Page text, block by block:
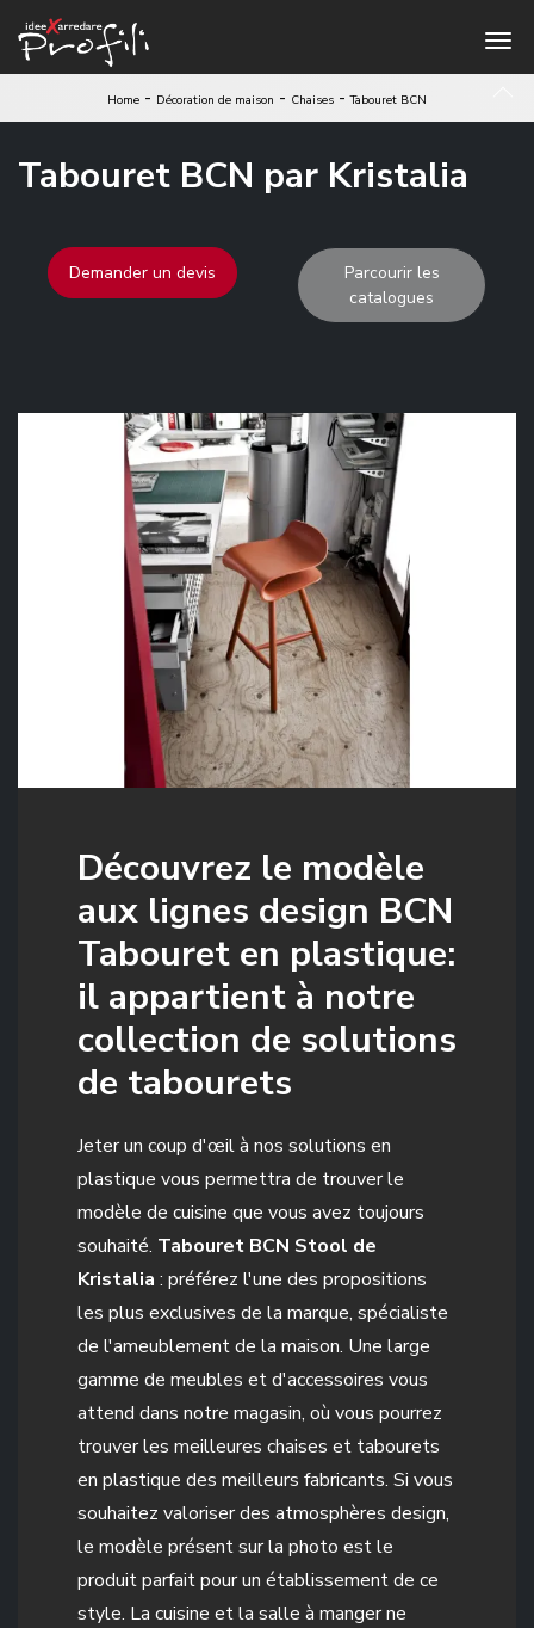
Home - Décoration de maison - Chaises -Tabouret BCN
Tabouret BCN par Kristalia
Demander un devis
Parcourir les
catalogues
Découvrez le modèle
aux lignes design BCN
Tabouret en plastique:
il appartient à notre
collection de solutions
de tabourets
Jeter un coup d'œil à nos solutions en
plastique vous permettra de trouver le
modèle de cuisine que vous avez toujours
souhaité. Tabouret BCN Stool de
Kristalia : préférez l'une des propositions
les plus exclusives de la marque, spécialiste
de l'ameublement de la maison. Une large
gamme de meubles et d'accessoires vous
attend dans notre magasin, où vous pourrez
trouver les meilleures chaises et tabourets
en plastique des meilleurs fabricants. Si vous
souhaitez valoriser des atmosphères design,
le modèle présent sur la photo est le
produit parfait pour un établissement de ce
style. La cuisine et la salle à manger ne